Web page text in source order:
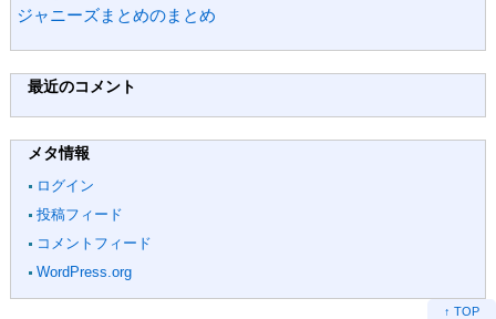
ジャニーズまとめのまとめ
最近のコメント
メタ情報
ログイン
投稿フィード
コメントフィード
WordPress.org
↑ TOP